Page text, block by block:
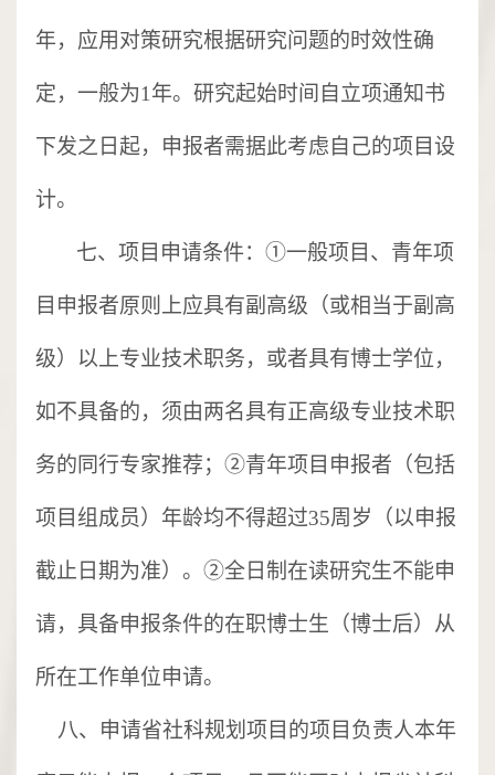
年，应用对策研究根据研究问题的时效性确
定，一般为1年。研究起始时间自立项通知书
下发之日起，申报者需据此考虑自己的项目设
计。
七、项目申请条件： ①一般项目、青年项
目申报者原则上应具有副高级（或相当于副高
级）以上专业技术职务，或者具有博士学位，
如不具备的，须由两名具有正高级专业技术职
务的同行专家推荐；②青年项目申报者（包括
项目组成员）年龄均不得超过35周岁（以申报
截止日期为准）。②全日制在读研究生不能申
请，具备申报条件的在职博士生（博士后）从
所在工作单位申请。
八、申请省社科规划项目的项目负责人本年